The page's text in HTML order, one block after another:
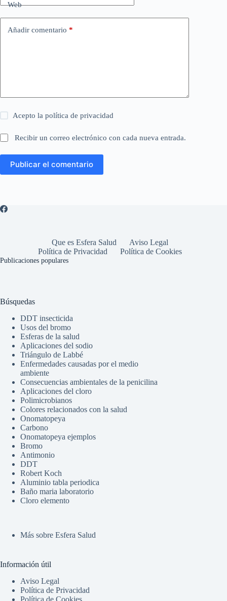
Web
Añadir comentario *
Acepto lapolítica de privacidad
Recibir un correo electrónico con cada nueva entrada.
Publicar el comentario
Que es Esfera Salud
Aviso Legal
Política de Privacidad
Política de Cookies
Publicaciones populares
Búsquedas
DDT insecticida
Usos del bromo
Esferas de la salud
Aplicaciones del sodio
Triángulo de Labbé
Enfermedades causadas por el medio
ambiente
Consecuencias ambientales de la penicilina
Aplicaciones del cloro
Polimicrobianos
Colores relacionados con la salud
Onomatopeya
Carbono
Onomatopeya ejemplos
Bromo
Antimonio
DDT
Robert Koch
Aluminio tabla periodica
Baño maria laboratorio
Cloro elemento
Más sobre Esfera Salud
Información útil
Aviso Legal
Política de Privacidad
Política de Cookies